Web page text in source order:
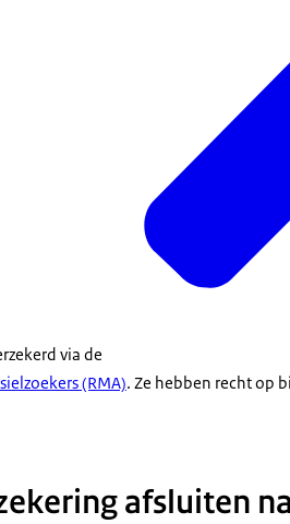
via de
(RMA). Ze hebben recht op
afsluiten